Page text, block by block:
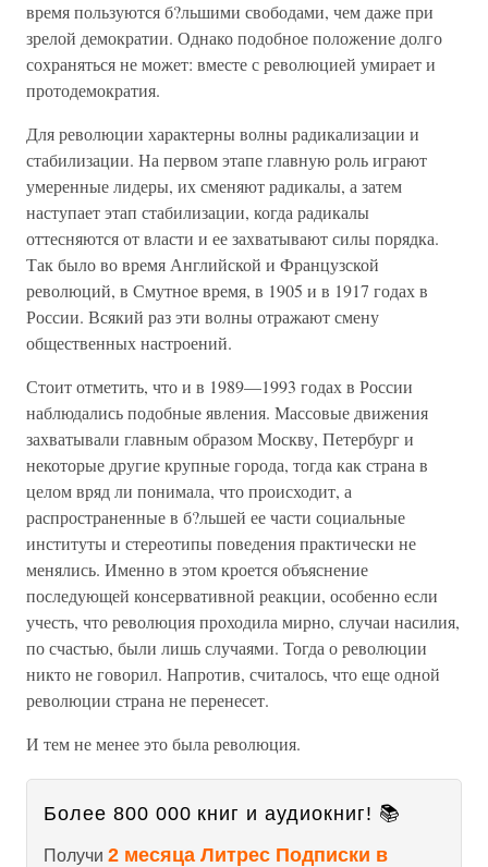
время пользуются б?льшими свободами, чем даже при
зрелой демократии. Однако подобное положение долго
сохраняться не может: вместе с революцией умирает и
протодемократия.
Для революции характерны волны радикализации и
стабилизации. На первом этапе главную роль играют
умеренные лидеры, их сменяют радикалы, а затем
наступает этап стабилизации, когда радикалы
оттесняются от власти и ее захватывают силы порядка.
Так было во время Английской и Французской
революций, в Смутное время, в 1905 и в 1917 годах в
России. Всякий раз эти волны отражают смену
общественных настроений.
Стоит отметить, что и в 1989—1993 годах в России
наблюдались подобные явления. Массовые движения
захватывали главным образом Москву, Петербург и
некоторые другие крупные города, тогда как страна в
целом вряд ли понимала, что происходит, а
распространенные в б?льшей ее части социальные
институты и стереотипы поведения практически не
менялись. Именно в этом кроется объяснение
последующей консервативной реакции, особенно если
учесть, что революция проходила мирно, случаи насилия,
по счастью, были лишь случаями. Тогда о революции
никто не говорил. Напротив, считалось, что еще одной
революции страна не перенесет.
И тем не менее это была революция.
Более 800 000 книг и аудиокниг! 📚
Получи 2 месяца Литрес Подписки в